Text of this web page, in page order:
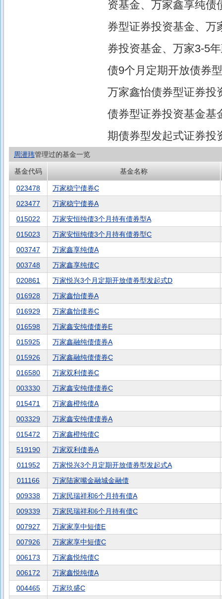
资基金、万家鑫享纯债
券型证券投资基金、万
券投资基金、万家3-5
债9个月定期开放债券
万家鑫怡债券型证券投
债券型证券投资基金基
期债券型发起式证券投
周潜玮管理过的基金一览
基金代码 基金名称
023478
万家稳宁债券C
023477
万家稳宁债券A
015022
万家安恒纯债3个月持有债券型A
015023
万家安恒纯债3个月持有债券型C
003747
万家鑫享纯债A
003748
万家鑫享纯债C
020861
万家悦兴3个月定期开放债券型发起式D
016928
万家鑫怡债券A
016929
万家鑫怡债券C
016598
万家鑫安纯债债券E
015925
万家鑫融纯债债券A
015926
万家鑫融纯债债券C
016580
万家双利债券C
003330
万家鑫安纯债债券C
015471
万家鑫橙纯债A
003329
万家鑫安纯债债券A
015472
万家鑫橙纯债C
519190
万家双利债券A
011952
万家悦兴3个月定期开放债券型发起式A
011166
万家陆家嘴金融城金融债
009338
万家民瑞祥和6个月持有债A
009339
万家民瑞祥和6个月持有债C
007927
万家家享中短债E
007926
万家家享中短债C
006173
万家鑫悦纯债C
006172
万家鑫悦纯债A
004465
万家玖盛C